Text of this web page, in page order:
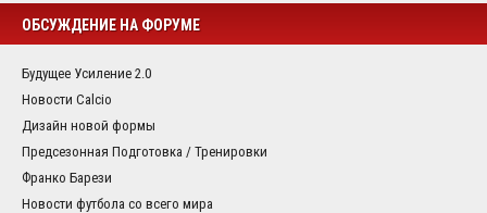
ОБСУЖДЕНИЕ НА ФОРУМЕ
Будущее Усиление 2.0
Новости Calcio
Дизайн новой формы
Предсезонная Подготовка / Тренировки
Франко Барези
Новости футбола со всего мира